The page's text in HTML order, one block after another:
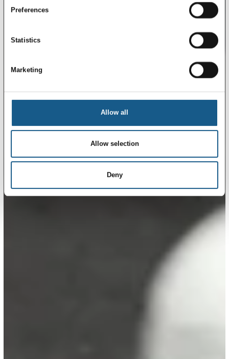
Preferences
Statistics
Marketing
Allow all
Allow selection
Deny